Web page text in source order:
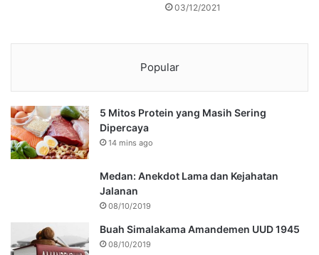
03/12/2021
Popular
5 Mitos Protein yang Masih Sering
Dipercaya
14 mins ago
Medan: Anekdot Lama dan Kejahatan
Jalanan
08/10/2019
Buah Simalakama Amandemen UUD 1945
08/10/2019